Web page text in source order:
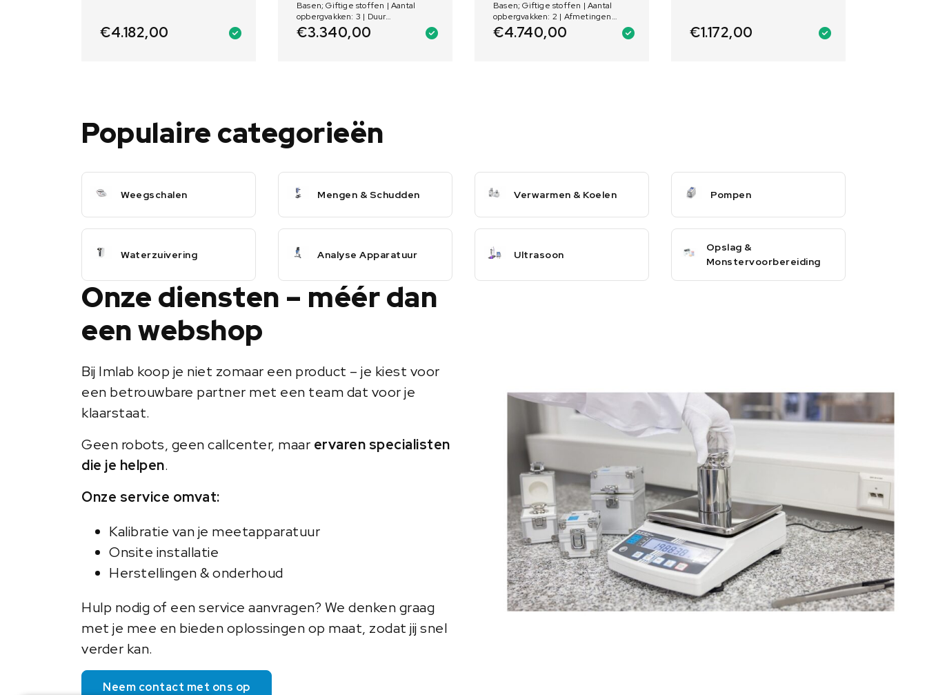
€4.182,00
Basen; Giftige stoffen | Aantal
opbergvakken: 3 | Duur
vuurbestendigheid:
€3.340,00
Basen; Giftige stoffen | Aantal
opbergvakken: 2 | Afmetingen
binnenkant: 595 x 567 x (2*930)
mm
€4.740,00 €1.172,00
Populaire categorieën
Weegschalen Mengen & Schudden Verwarmen & Koelen Pompen
Waterzuivering Analyse Apparatuur Ultrasoon
Opslag &
Monstervoorbereiding
Onze diensten – méér dan
een webshop
Bij Imlab koop je niet zomaar een product – je kiest voor
een betrouwbare partner met een team dat voor je
klaarstaat.
Geen robots, geen callcenter, maar ervaren specialisten
die je helpen.
Onze service omvat:
Kalibratie van je meetapparatuur
Onsite installatie
Herstellingen & onderhoud
Hulp nodig of een service aanvragen? We denken graag
met je mee en bieden oplossingen op maat, zodat jij snel
verder kan.
Neem contact met ons op